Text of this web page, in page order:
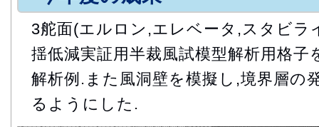
3舵面(エルロン,エレベータ,スタビラ
揺低減実証用半裁風試模型解析用格
解析例.また風洞壁を模擬し,境界層の
るようにした.